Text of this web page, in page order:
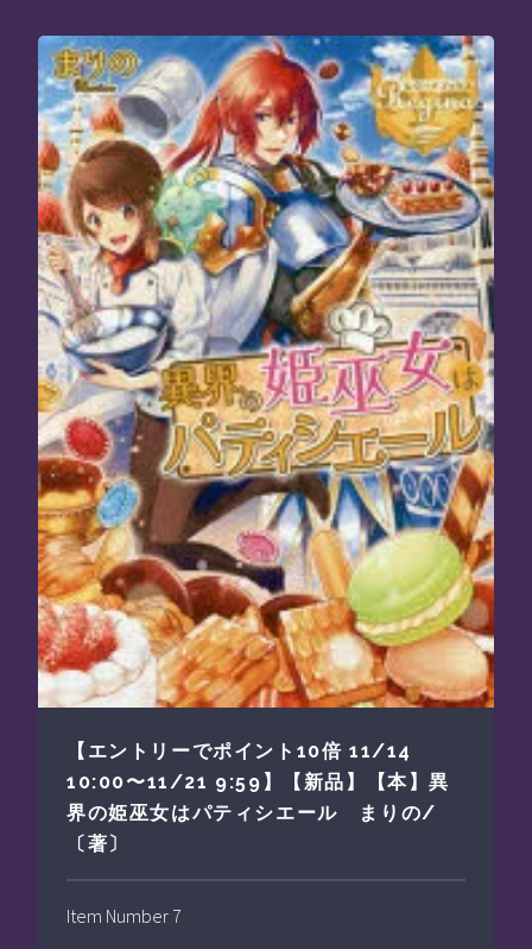
【エントリーでポイント10倍 11/14
10:00〜11/21 9:59】【新品】【本】異
界の姫巫女はパティシエール まりの/
〔著〕
Item Number 7